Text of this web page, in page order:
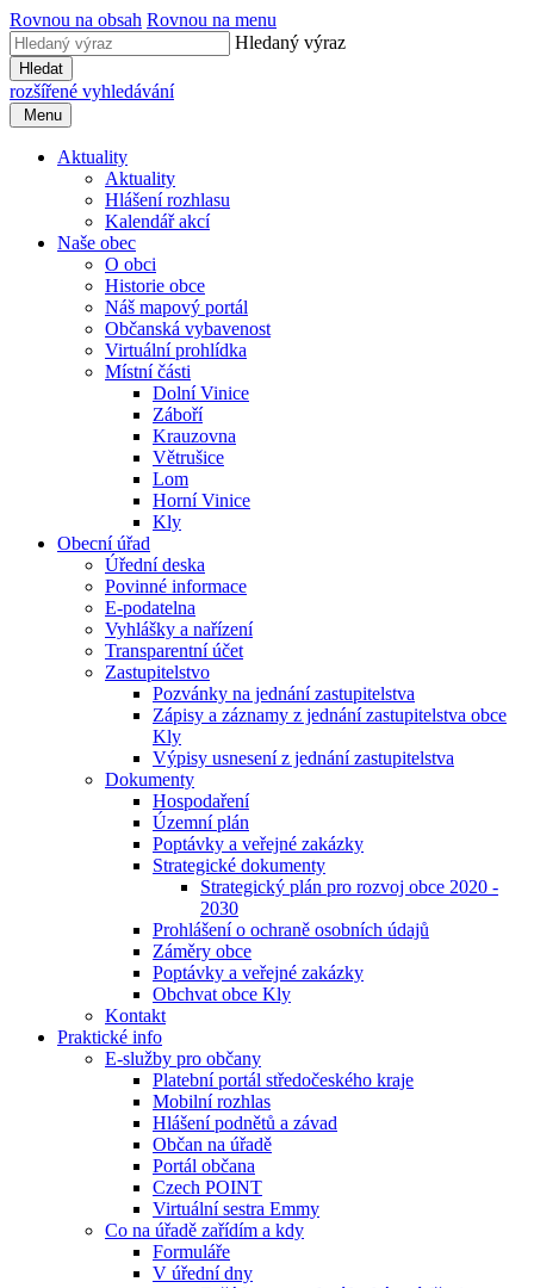
Rovnou na obsah Rovnou na menu
Hledaný výraz
Hledat
rozšířené vyhledávání
Menu
Aktuality
Aktuality
Hlášení rozhlasu
Kalendář akcí
Naše obec
O obci
Historie obce
Náš mapový portál
Občanská vybavenost
Virtuální prohlídka
Místní části
Dolní Vinice
Záboří
Krauzovna
Větrušice
Lom
Horní Vinice
Kly
Obecní úřad
Úřední deska
Povinné informace
E-podatelna
Vyhlášky a nařízení
Transparentní účet
Zastupitelstvo
Pozvánky na jednání zastupitelstva
Zápisy a záznamy z jednání zastupitelstva obce
Kly
Výpisy usnesení z jednání zastupitelstva
Dokumenty
Hospodaření
Územní plán
Poptávky a veřejné zakázky
Strategické dokumenty
Strategický plán pro rozvoj obce 2020 -
2030
Prohlášení o ochraně osobních údajů
Záměry obce
Poptávky a veřejné zakázky
Obchvat obce Kly
Kontakt
Praktické info
E-služby pro občany
Platební portál středočeského kraje
Mobilní rozhlas
Hlášení podnětů a závad
Občan na úřadě
Portál občana
Czech POINT
Virtuální sestra Emmy
Co na úřadě zařídím a kdy
Formuláře
V úřední dny